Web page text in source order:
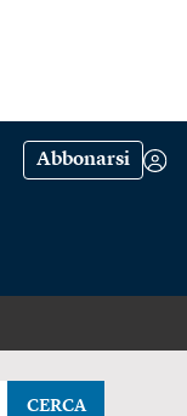
Abbonarsi
CERCA